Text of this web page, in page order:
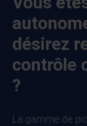
désirez
contrôle
?
La gamme de